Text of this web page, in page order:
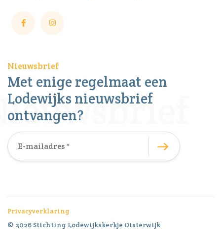
Nieuwsbrief
Met enige regelmaat een
Lodewijks nieuwsbrief
ontvangen?
Privacyverklaring
© 2026 Stichting Lodewijkskerkje Oisterwijk